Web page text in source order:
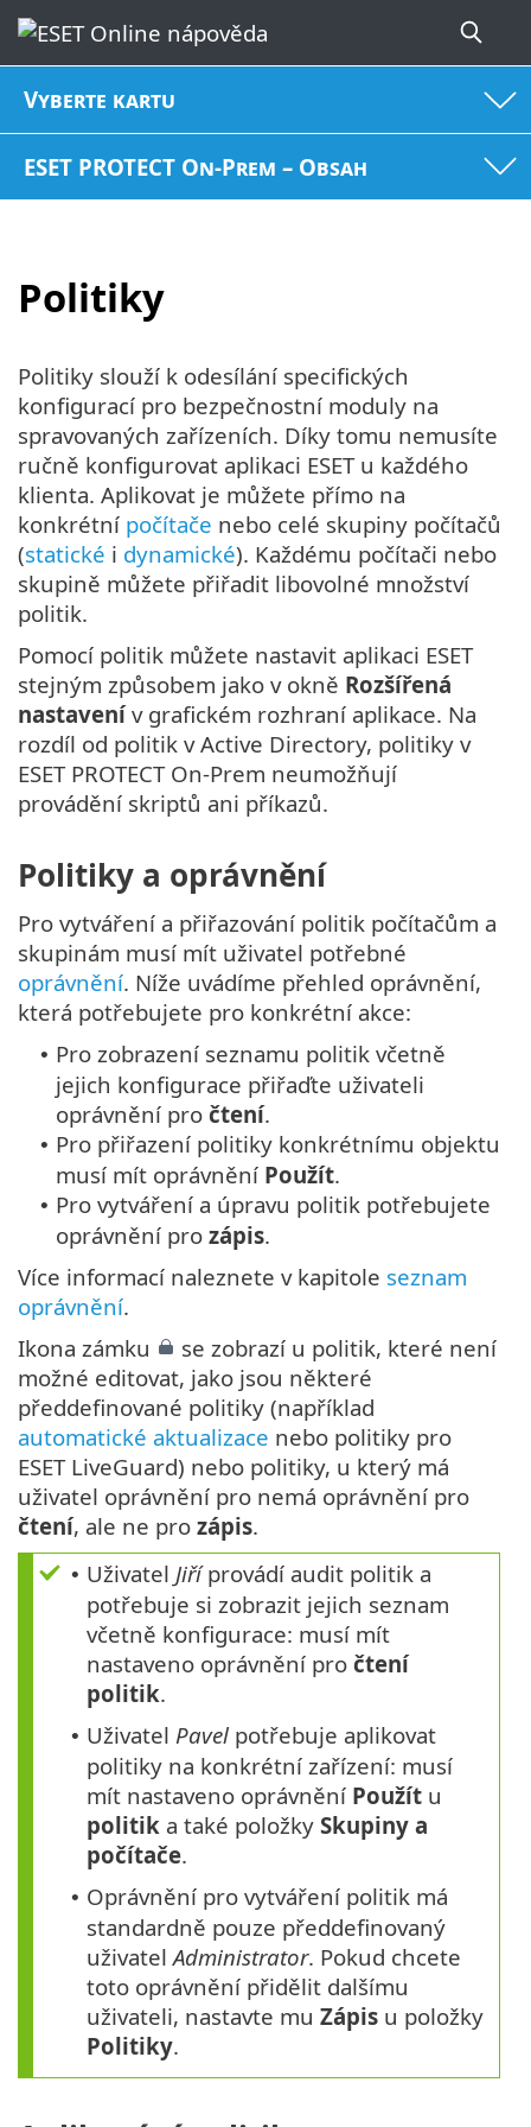
Vyberte kartu
ESET PROTECT On-Prem – Obsah
Politiky
Politiky slouží k odesílání specifických
konfigurací pro bezpečnostní moduly na
spravovaných zařízeních. Díky tomu nemusíte
ručně konfigurovat aplikaci ESET u každého
klienta. Aplikovat je můžete přímo na
konkrétní počítače nebo celé skupiny počítačů
(statické i dynamické). Každému počítači nebo
skupině můžete přiřadit libovolné množství
politik.
Pomocí politik můžete nastavit aplikaci ESET
stejným způsobem jako v okně Rozšířená
nastavenív grafickém rozhraní aplikace. Na
rozdíl od politik v Active Directory, politiky v
ESET PROTECT On-Prem neumožňují
provádění skriptů ani příkazů.
Politiky a oprávnění
Pro vytváření a přiřazování politik počítačům a
skupinám musí mít uživatel potřebné
oprávnění. Níže uvádíme přehled oprávnění,
která potřebujete pro konkrétní akce:
• Pro zobrazení seznamu politik včetně
jejich konfigurace přiřaďte uživateli
oprávnění pro čtení.
• Pro přiřazení politiky konkrétnímu objektu
musí mít oprávnění Použít.
• Pro vytváření a úpravu politik potřebujete
oprávnění pro zápis.
Více informací naleznete v kapitole seznam
oprávnění.
Ikona zámku
se zobrazí u politik, které není
možné editovat, jako jsou některé
předdefinované politiky (například
automatické aktualizace nebo politiky pro
ESET LiveGuard) nebo politiky, u který má
uživatel oprávnění pro nemá oprávnění pro
čtení, ale ne pro zápis.
• Uživatel Jiříprovádí audit politik a
potřebuje si zobrazit jejich seznam
včetně konfigurace: musí mít
nastaveno oprávnění pro čtení
politik.
• Uživatel Pavel potřebuje aplikovat
politiky na konkrétní zařízení: musí
mít nastaveno oprávnění Použít u
politik a také položky Skupiny a
počítače.
• Oprávnění pro vytváření politik má
standardně pouze předdefinovaný
uživatelAdministrator. Pokud chcete
toto oprávnění přidělit dalšímu
uživateli, nastavte mu Zápis u položky
Politiky.